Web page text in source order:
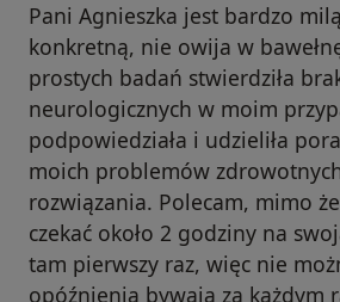
Pani Agnieszka jest bardzo
konkretną, nie owija w
prostych badań stwierdziła
neurologicznych w moim
podpowiedziała i udzieliła
moich problemów
rozwiązania. Polecam, mimo
czekać około 2 godziny na
tam pierwszy raz, więc nie
opóźnienia bywają za każdym